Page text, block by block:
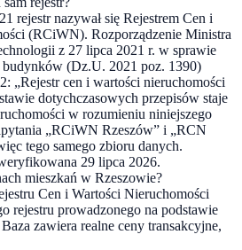
rejestr nazywał się Rejestrem Cen i
(RCiWN). Rozporządzenie Ministra
z 27 lipca 2021 r. w sprawie
(Dz.U. 2021 poz. 1390)
„Rejestr cen i wartości nieruchomości
dotychczasowych przepisów staje
w rozumieniu niniejszego
„RCiWN Rzeszów” i „RCN
tego samego zbioru danych.
29 lipca 2026.
mieszkań w Rzeszowie?
Cen i Wartości Nieruchomości
prowadzonego na podstawie
zawiera realne ceny transakcyjne,